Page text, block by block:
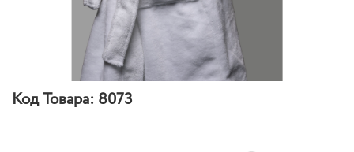
Код Товара: 8073